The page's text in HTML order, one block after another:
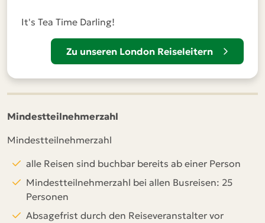
It's Tea Time Darling!
Zu unseren London Reiseleitern
Mindestteilnehmerzahl
Mindestteilnehmerzahl
alle Reisen sind buchbar bereits ab einer Person
Mindestteilnehmerzahl bei allen Busreisen: 25
Personen
Absagefrist durch den Reiseveranstalter vor